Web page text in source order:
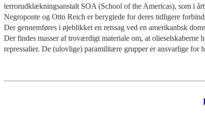
terrorudklækningsanstalt SOA (School of the Americas), som i
Negroponte og Otto Reich er berygtede for deres tidligere
Der gennemføres i øjeblikket en retssag ved en amerikanbsk
Der findes masser af troværdigt materiale om, at
repressalier. De (ulovlige) paramilitære grupper er ansvarlige for